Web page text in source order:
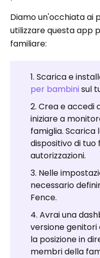
Diamo un'occhiata ai
utilizzare questa app
familiare:
Scarica e
per bambinisul
Crea e accedi
iniziare a
famiglia. Scarica
dispositivo di
autorizzazioni.
Nelle
necessario
Fence.
Avrai una
versione genitori
la posizione in
membri della